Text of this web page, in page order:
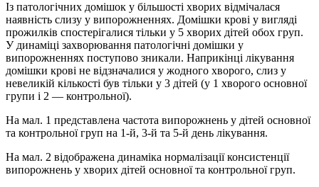
Із патологічних домішок у більшості хворих відмічалася
наявність слизу у випорожненнях. Домішки крові у вигляді
прожилків спостерігалися тільки у 5 хворих дітей обох груп.
У динаміці захворювання патологічні домішки у
випорожненнях поступово зникали. Наприкінці лікування
домішки крові не відзначалися у жодного хворого, слиз у
невеликій кількості був тільки у 3 дітей (у 1 хворого основної
групи і 2 — контрольної).
На мал. 1 представлена частота випорожнень у дітей основної
та контрольної груп на 1-й, 3-й та 5-й день лікування.
На мал. 2 відображена динаміка нормалізації консистенції
випорожнень у хворих дітей основної та контрольної груп.